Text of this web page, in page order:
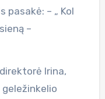
– „ Kol
–
Irina,